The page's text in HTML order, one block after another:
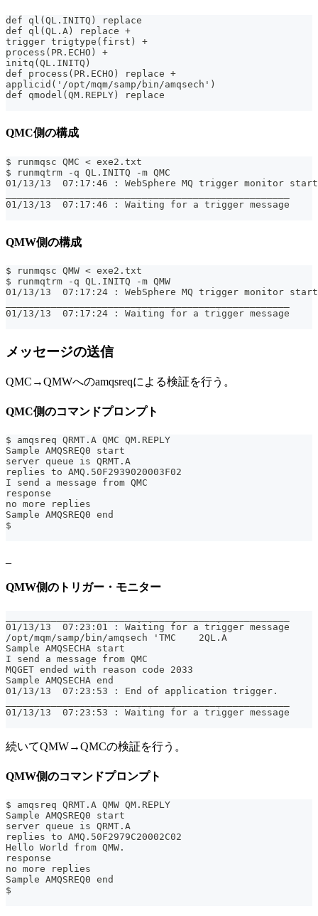
def ql(QL.INITQ) replace
def ql(QL.A) replace +
trigger trigtype(first) +
process(PR.ECHO) +
initq(QL.INITQ)
def process(PR.ECHO) replace +
applicid('/opt/mqm/samp/bin/amqsech')
def qmodel(QM.REPLY) replace
QMC側の構成
$ runmqsc QMC < exe2.txt
$ runmqtrm -q QL.INITQ -m QMC
01/13/13  07:17:46 : WebSphere MQ trigger monitor
01/13/13  07:17:46 : Waiting for a trigger message
QMW側の構成
$ runmqsc QMW < exe2.txt
$ runmqtrm -q QL.INITQ -m QMW
01/13/13  07:17:24 : WebSphere MQ trigger monitor
01/13/13  07:17:24 : Waiting for a trigger message
メッセージの送信
QMC→QMWへのamqsreqによる検証を行う。
QMC側のコマンドプロンプト
$ amqsreq QRMT.A QMC QM.REPLY
Sample AMQSREQ0 start
server queue is QRMT.A
replies to AMQ.50F2939020003F02
I send a message from QMC
response
no more replies
Sample AMQSREQ0 end
$
QMW側のトリガー・モニター
01/13/13  07:23:01 : Waiting for a trigger message
/opt/mqm/samp/bin/amqsech 'TMC
Sample AMQSECHA start
I send a message from QMC
MQGET ended with reason code 2033
Sample AMQSECHA end
01/13/13  07:23:53 : End of application trigger.
01/13/13  07:23:53 : Waiting for a trigger message
続いてQMW→QMCの検証を行う。
QMW側のコマンドプロンプト
$ amqsreq QRMT.A QMW QM.REPLY
Sample AMQSREQ0 start
server queue is QRMT.A
replies to AMQ.50F2979C20002C02
Hello World from QMW.
response
no more replies
Sample AMQSREQ0 end
$